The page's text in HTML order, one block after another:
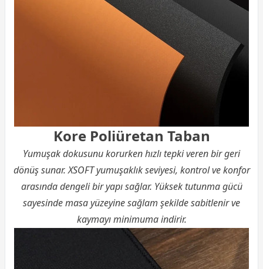
Kore Poliüretan Taban
Yumuşak dokusunu korurken hızlı tepki veren bir geri
dönüş sunar. XSOFT yumuşaklık seviyesi, kontrol ve konfor
arasında dengeli bir yapı sağlar. Yüksek tutunma gücü
sayesinde masa yüzeyine sağlam şekilde sabitlenir ve
kaymayı minimuma indirir.